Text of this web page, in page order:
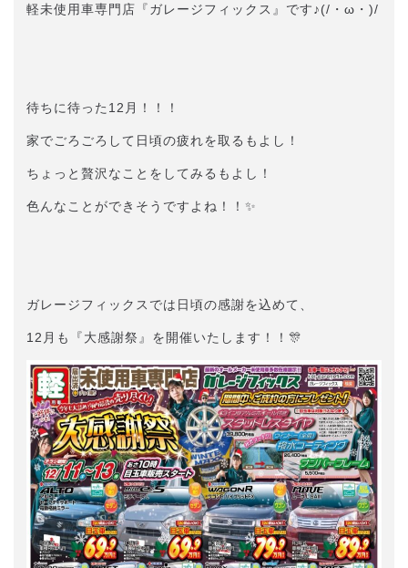
軽未使用車専門店『ガレージフィックス』です♪(/・ω・)/
待ちに待った12月！！！
家でごろごろして日頃の疲れを取るもよし！
ちょっと贅沢なことをしてみるもよし！
色んなことができそうですよね！！✨
ガレージフィックスでは日頃の感謝を込めて、
12月も『大感謝祭』を開催いたします！！🎊